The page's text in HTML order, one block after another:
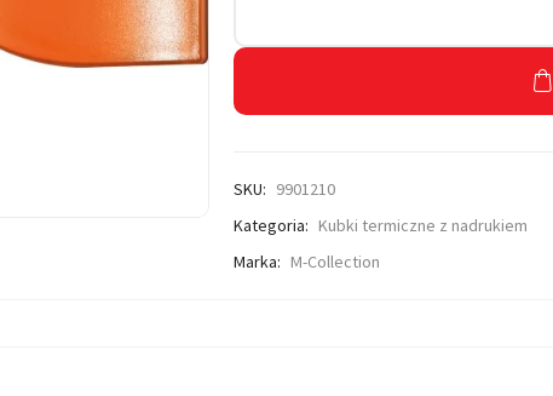
SKU: 9901210
Kategoria: Kubki termiczne z nadrukiem
Marka: M-Collection